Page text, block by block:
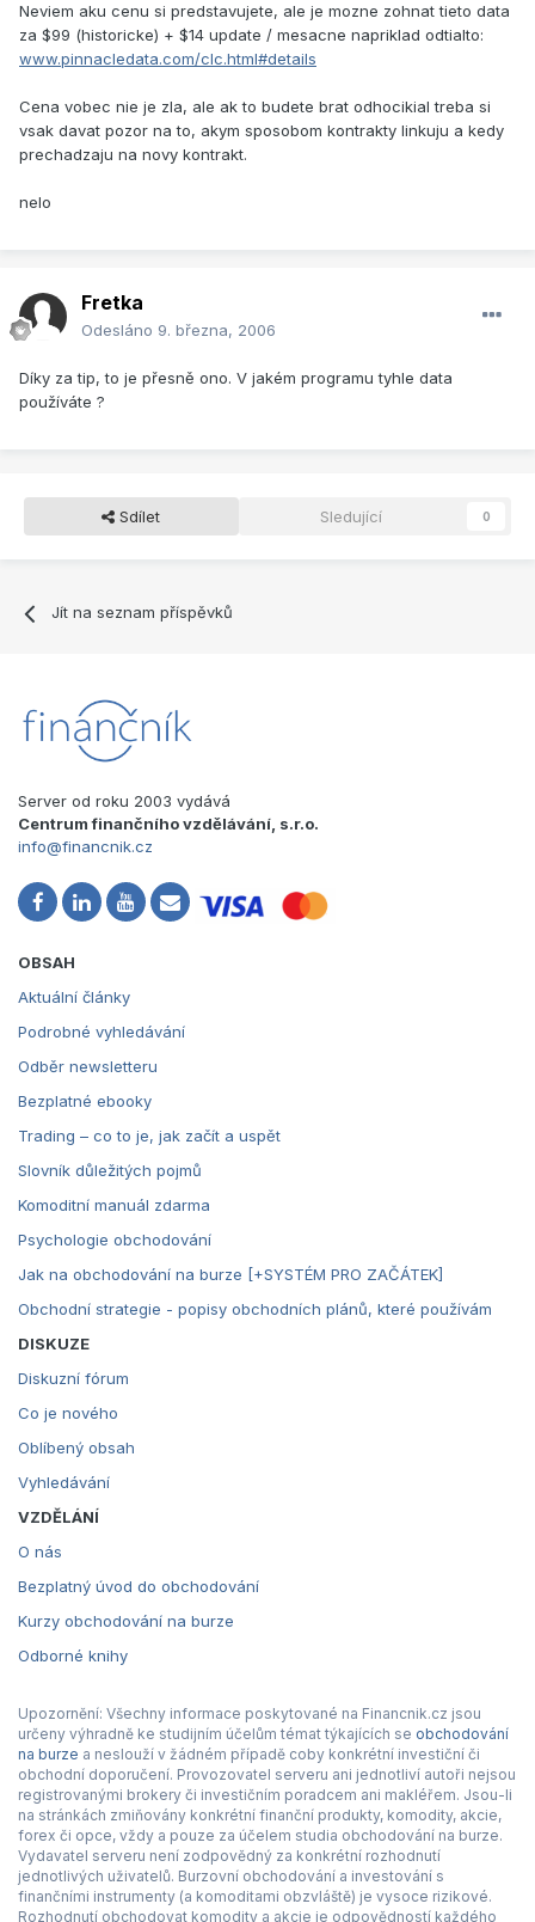
Neviem aku cenu si predstavujete, ale je mozne zohnat tieto data
za $99 (historicke) + $14 update / mesacne napriklad odtialto:
www.pinnacledata.com/clc.html#details
Cena vobec nie je zla, ale ak to budete brat odhocikial treba si
vsak davat pozor na to, akym sposobom kontrakty linkuju a kedy
prechadzaju na novy kontrakt.
nelo
Fretka
Odesláno 9. března, 2006
Díky za tip, to je přesně ono. V jakém programu tyhle data
používáte ?
Sdílet Sledující 0
Jít na seznam příspěvků
Server od roku 2003 vydává
Centrum finančního vzdělávání, s.r.o.
info@financnik.cz
OBSAH
Aktuální články
Podrobné vyhledávání
Odběr newsletteru
Bezplatné ebooky
Trading – co to je, jak začít a uspět
Slovník důležitých pojmů
Komoditní manuál zdarma
Psychologie obchodování
Jak na obchodování na burze [+SYSTÉM PRO ZAČÁTEK]
Obchodní strategie - popisy obchodních plánů, které používám
DISKUZE
Diskuzní fórum
Co je nového
Oblíbený obsah
Vyhledávání
VZDĚLÁNÍ
O nás
Bezplatný úvod do obchodování
Kurzy obchodování na burze
Odborné knihy
Upozornění: Všechny informace poskytované na Financnik.cz jsou
určeny výhradně ke studijním účelům témat týkajících se obchodování
na burze a neslouží v žádném případě coby konkrétní investiční či
obchodní doporučení. Provozovatel serveru ani jednotliví autoři nejsou
registrovanými brokery či investičním poradcem ani makléřem. Jsou-li
na stránkách zmiňovány konkrétní finanční produkty, komodity, akcie,
forex či opce, vždy a pouze za účelem studia obchodování na burze.
Vydavatel serveru není zodpovědný za konkrétní rozhodnutí
jednotlivých uživatelů. Burzovní obchodování a investování s
finančními instrumenty (a komoditami obzvláště) je vysoce rizikové.
Rozhodnutí obchodovat komodity a akcie je odpovědností každého